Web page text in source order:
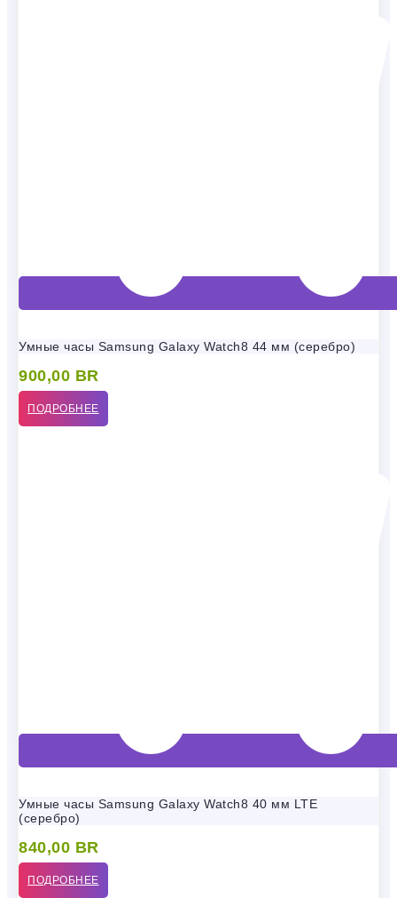
Умные часы Samsung Galaxy Watch8 44 мм (серебро)
900,00 BR
ПОДРОБНЕЕ
Умные часы Samsung Galaxy Watch8 40 мм LTE
(серебро)
840,00 BR
ПОДРОБНЕЕ